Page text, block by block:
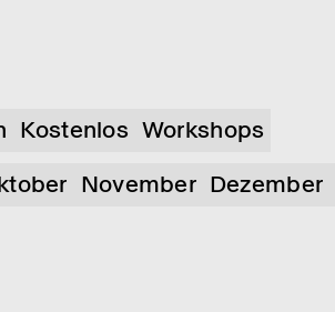
Kostenlos Workshops
November Dezember